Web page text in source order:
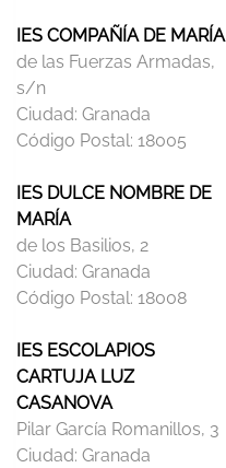
IES COMPAÑÍA DE MARÍA
de las Fuerzas Armadas,
s/n
Ciudad: Granada
Código Postal: 18005
IES DULCE NOMBRE DE
MARÍA
de los Basilios, 2
Ciudad: Granada
Código Postal: 18008
IES ESCOLAPIOS
CARTUJA LUZ
CASANOVA
Pilar García Romanillos, 3
Ciudad: Granada